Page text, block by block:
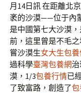
月14日訊 在距離北
袤的沙漠——位于內
是中國第七大沙漠
前，這里曾是不毛
嘗沙漠生女大生包
過科學臺灣包養網
漠，1/3包養行情已
了致富路，創造了